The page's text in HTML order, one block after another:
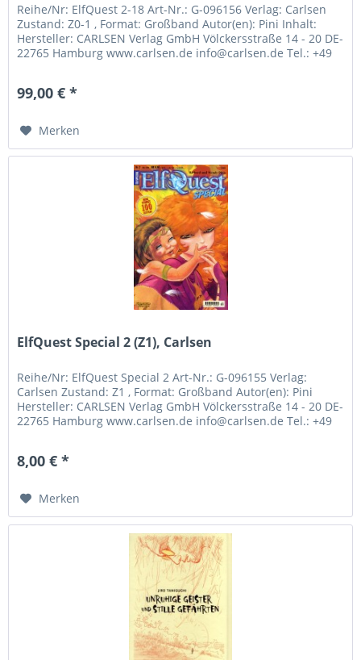
Reihe/Nr: ElfQuest 2-18 Art-Nr.: G-096156 Verlag: Carlsen
Zustand: Z0-1 , Format: Großband Autor(en): Pini Inhalt:
Hersteller: CARLSEN Verlag GmbH Völckersstraße 14 - 20 DE-
22765 Hamburg www.carlsen.de info@carlsen.de Tel.: +49
99,00 € *
Merken
ElfQuest Special 2 (Z1), Carlsen
Reihe/Nr: ElfQuest Special 2 Art-Nr.: G-096155 Verlag:
Carlsen Zustand: Z1 , Format: Großband Autor(en): Pini
Hersteller: CARLSEN Verlag GmbH Völckersstraße 14 - 20 DE-
22765 Hamburg www.carlsen.de info@carlsen.de Tel.: +49
8,00 € *
Merken